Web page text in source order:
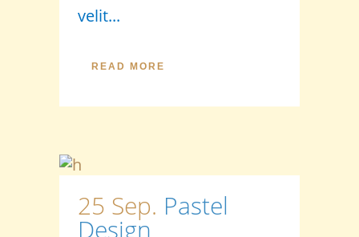
velit...
READ MORE
25 Sep. Pastel
Design